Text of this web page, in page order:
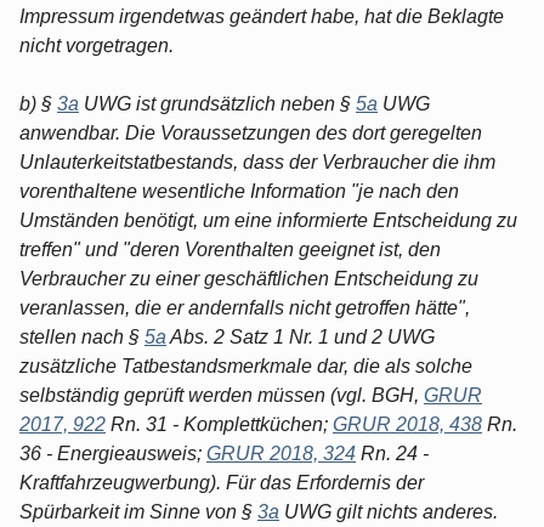
Impressum irgendetwas geändert habe, hat die Beklagte
nicht vorgetragen.
b) § 3a UWG ist grundsätzlich neben § 5a UWG
anwendbar. Die Voraussetzungen des dort geregelten
Unlauterkeitstatbestands, dass der Verbraucher die ihm
vorenthaltene wesentliche Information "je nach den
Umständen benötigt, um eine informierte Entscheidung zu
treffen" und "deren Vorenthalten geeignet ist, den
Verbraucher zu einer geschäftlichen Entscheidung zu
veranlassen, die er andernfalls nicht getroffen hätte",
stellen nach § 5a Abs. 2 Satz 1 Nr. 1 und 2 UWG
zusätzliche Tatbestandsmerkmale dar, die als solche
selbständig geprüft werden müssen (vgl. BGH, GRUR
2017, 922 Rn. 31 - Komplettküchen; GRUR 2018, 438 Rn.
36 - Energieausweis; GRUR 2018, 324 Rn. 24 -
Kraftfahrzeugwerbung). Für das Erfordernis der
Spürbarkeit im Sinne von § 3a UWG gilt nichts anderes.